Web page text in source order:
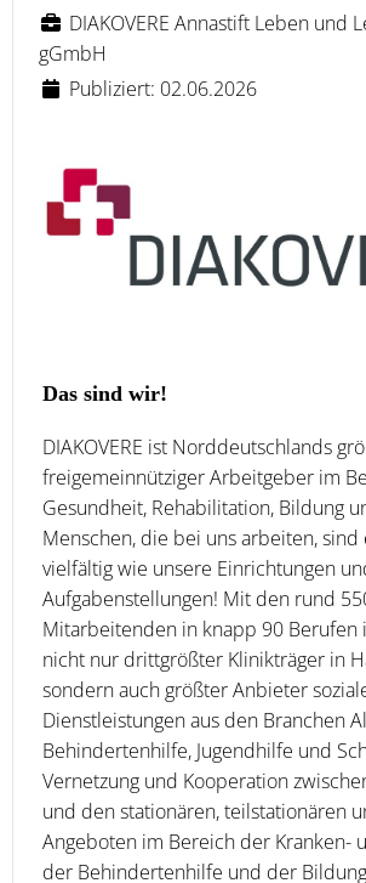
DIAKOVERE Annastift Leben und
gGmbH
Publiziert: 02.06.2026
Das sind wir!
DIAKOVERE ist Norddeutschlands
freigemeinnütziger Arbeitgeber im
Gesundheit, Rehabilitation, Bildung
Menschen, die bei uns arbeiten, sind
vielfältig wie unsere Einrichtungen
Aufgabenstellungen! Mit den rund
Mitarbeitenden in knapp 90 Berufen
nicht nur drittgrößter Klinikträger in
sondern auch größter Anbieter
Dienstleistungen aus den Branchen
Behindertenhilfe, Jugendhilfe und
Vernetzung und Kooperation
und den stationären, teilstationären
Angeboten im Bereich der Kranken-
der Behindertenhilfe und der